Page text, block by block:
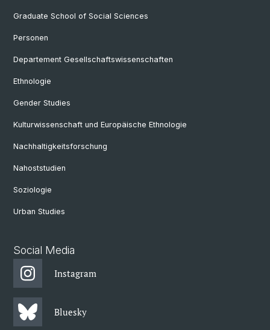
Graduate School of Social Sciences
Personen
Departement Gesellschaftswissenschaften
Ethnologie
Gender Studies
Kulturwissenschaft und Europäische Ethnologie
Nachhaltigkeitsforschung
Nahoststudien
Soziologie
Urban Studies
Social Media
Instagram
Bluesky